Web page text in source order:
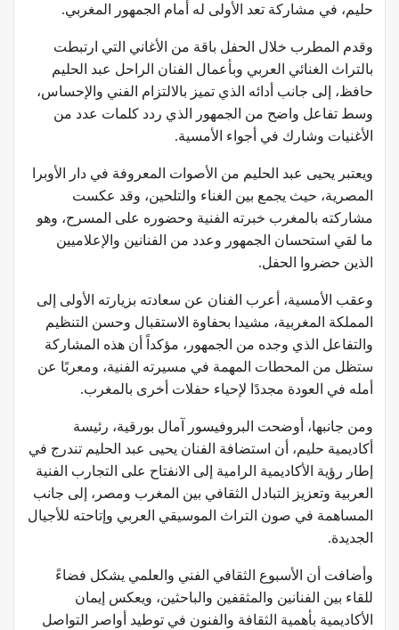
حليم، في مشاركة تعد الأولى له أمام الجمهور المغربي.
وقدم المطرب خلال الحفل باقة من الأغاني التي ارتبطت
بالتراث الغنائي العربي وبأعمال الفنان الراحل عبد الحليم
حافظ، إلى جانب أدائه الذي تميز بالالتزام الفني والإحساس،
وسط تفاعل واضح من الجمهور الذي ردد كلمات عدد من
الأغنيات وشارك في أجواء الأمسية.
ويعتبر يحيى عبد الحليم من الأصوات المعروفة في دار الأوبرا
المصرية، حيث يجمع بين الغناء والتلحين، وقد عكست
مشاركته بالمغرب خبرته الفنية وحضوره على المسرح، وهو
ما لقي استحسان الجمهور وعدد من الفنانين والإعلاميين
الذين حضروا الحفل.
وعقب الأمسية، أعرب الفنان عن سعادته بزيارته الأولى إلى
المملكة المغربية، مشيدا بحفاوة الاستقبال وحسن التنظيم
والتفاعل الذي وجده من الجمهور، مؤكداً أن هذه المشاركة
ستظل من المحطات المهمة في مسيرته الفنية، ومعربًا عن
أمله في العودة مجددًا لإحياء حفلات أخرى بالمغرب.
ومن جانبها، أوضحت البروفيسور آمال بورقية، رئيسة
أكاديمية حليم، أن استضافة الفنان يحيى عبد الحليم تندرج في
إطار رؤية الأكاديمية الرامية إلى الانفتاح على التجارب الفنية
العربية وتعزيز التبادل الثقافي بين المغرب ومصر، إلى جانب
المساهمة في صون التراث الموسيقي العربي وإتاحته للأجيال
الجديدة.
وأضافت أن الأسبوع الثقافي الفني والعلمي يشكل فضاءً
للقاء بين الفنانين والمثقفين والباحثين، ويعكس إيمان
الأكاديمية بأهمية الثقافة والفنون في توطيد أواصر التواصل